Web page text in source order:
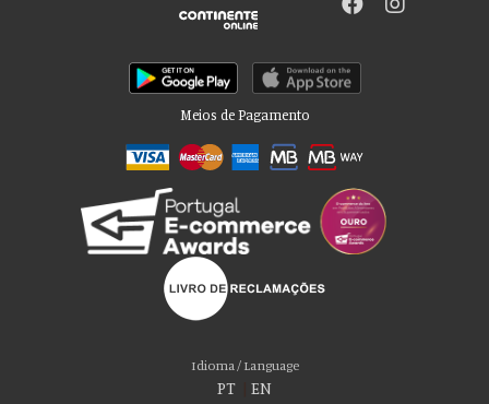
Meios de Pagamento
Idioma / Language
PT EN